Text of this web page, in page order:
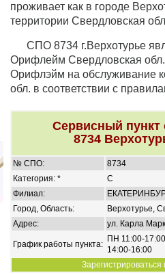
проживает как в городе
территории Свердловская
СПО 8734 г.Верхотурье
Орифлейм Свердловская
Орифлэйм на обслуживание
обл. в соответствии с
Сервисный
8734
№ СПО:
8734
Категория: *
C
Филиал:
Город, Область:
Верхотурье,
Адрес:
ул. Карла
График работы пункта:
ПН 11:00-
14:00-16:00
Зарегистрироваться